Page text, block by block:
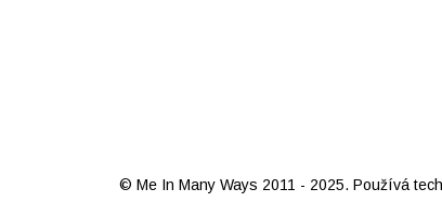
© Me In Many Ways 2011 - 2025. Používá